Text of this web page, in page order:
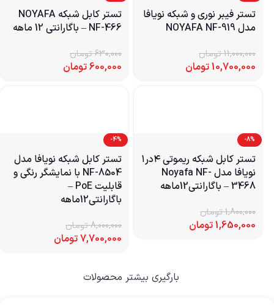
تستر فیبر نوری و شبکه نویافا
مدل NOYAFA NF-919
11,000,000تومان
10,700,000تومان
تستر کابل شبکه NOYAFA
NF-466 – باگارانتی 12 ماهه
630,000تومان
600,000تومان
-8%
تستر کابل شبکه ریموتی ۴در۱
نویافا مدل Noyafa NF-
3468 – باگارانتی12ماهه
1,800,000تومان
1,650,000تومان
-4%
تستر کابل شبکه نویافا مدل
NF-8504 با نمایشگر رنگی و
قابلیت PoE –
باگارانتی12ماهه
8,000,000تومان
7,700,000تومان
بارگیری بیشتر محصولات